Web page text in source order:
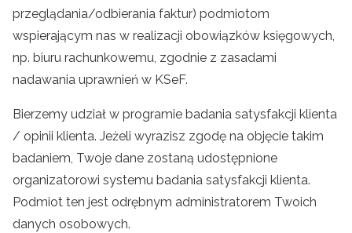
przeglądania/odbierania faktur) podmiotom
wspierającym nas w realizacji obowiązków księgowych,
np. biuru rachunkowemu, zgodnie z zasadami
nadawania uprawnień w KSeF.
Bierzemy udział w programie badania satysfakcji klienta
/ opinii klienta. Jeżeli wyrazisz zgodę na objęcie takim
badaniem, Twoje dane zostaną udostępnione
organizatorowi systemu badania satysfakcji klienta.
Podmiot ten jest odrębnym administratorem Twoich
danych osobowych.